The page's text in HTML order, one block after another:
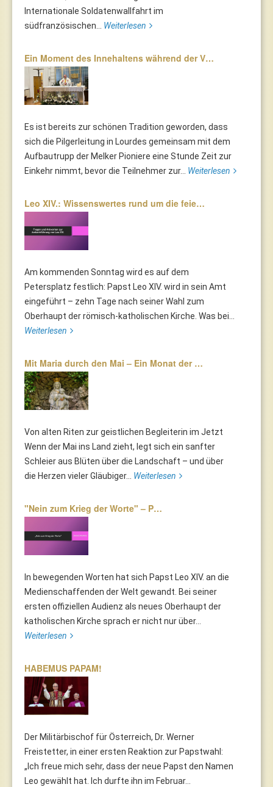
Internationale Soldatenwallfahrt im
südfranzösischen... Weiterlesen
Ein Moment des Innehaltens während der V…
Es ist bereits zur schönen Tradition geworden, dass
sich die Pilgerleitung in Lourdes gemeinsam mit dem
Aufbautrupp der Melker Pioniere eine Stunde Zeit zur
Einkehr nimmt, bevor die Teilnehmer zur... Weiterlesen
Leo XIV.: Wissenswertes rund um die feie…
Am kommenden Sonntag wird es auf dem
Petersplatz festlich: Papst Leo XIV. wird in sein Amt
eingeführt – zehn Tage nach seiner Wahl zum
Oberhaupt der römisch-katholischen Kirche. Was bei...
Weiterlesen
Mit Maria durch den Mai – Ein Monat der …
Von alten Riten zur geistlichen Begleiterin im Jetzt
Wenn der Mai ins Land zieht, legt sich ein sanfter
Schleier aus Blüten über die Landschaft – und über
die Herzen vieler Gläubiger... Weiterlesen
"Nein zum Krieg der Worte" – P…
In bewegenden Worten hat sich Papst Leo XIV. an die
Medienschaffenden der Welt gewandt. Bei seiner
ersten offiziellen Audienz als neues Oberhaupt der
katholischen Kirche sprach er nicht nur über...
Weiterlesen
HABEMUS PAPAM!
Der Militärbischof für Österreich, Dr. Werner
Freistetter, in einer ersten Reaktion zur Papstwahl:
„Ich freue mich sehr, dass der neue Papst den Namen
Leo gewählt hat. Ich durfte ihn im Februar...